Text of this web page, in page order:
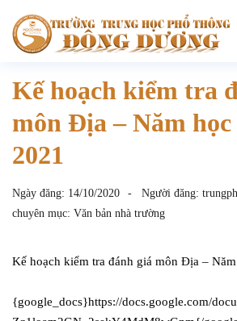
Kế hoạch kiểm tra
môn Địa – Năm học
2021
Ngày đăng: 14/10/2020 Người đăng: trungph
chuyên mục: Văn bản nhà trường
Kế hoạch kiểm tra đánh giá môn Địa –
{google_docs}https://docs.google.com/